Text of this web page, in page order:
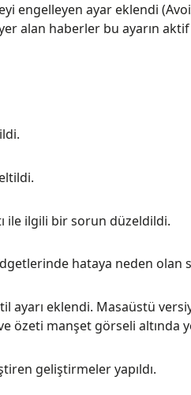
engelleyen ayar eklendi
alan haberler bu ayarın
ile ilgili bir sorun düzeldildi.
hataya neden olan
ayarı eklendi. Masaüstü
özeti manşet görseli altında
geliştirmeler yapıldı.